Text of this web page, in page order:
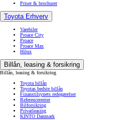
Priser & brochurer
Toyota Erhverv
Varebiler
Proace City
Proace
Proace Max
Hilux
Billån, leasing & forsikring
Billån, leasing & forsikring
Toyota billån
Toyotas bedste billån
Finanstilsynets redegørelser
Referencerenter
Bilforsikring
Privatleasing
KINTO Danmark